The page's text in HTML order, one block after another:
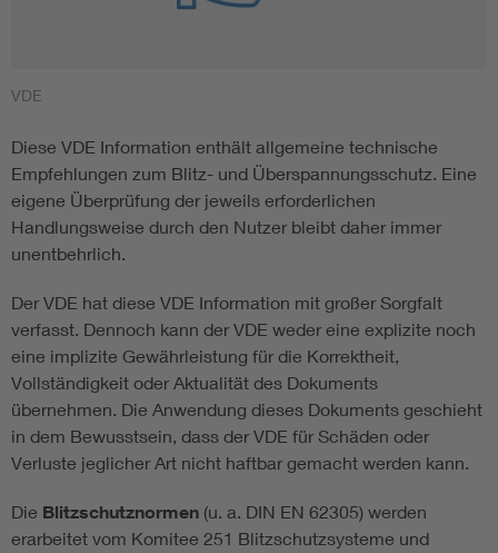
VDE
Diese VDE Information enthält allgemeine technische
Empfehlungen zum Blitz- und Überspannungsschutz. Eine
eigene Überprüfung der jeweils erforderlichen
Handlungsweise durch den Nutzer bleibt daher immer
unentbehrlich.
Der VDE hat diese VDE Information mit großer Sorgfalt
verfasst. Dennoch kann der VDE weder eine explizite noch
eine implizite Gewährleistung für die Korrektheit,
Vollständigkeit oder Aktualität des Dokuments
übernehmen. Die Anwendung dieses Dokuments geschieht
in dem Bewusstsein, dass der VDE für Schäden oder
Verluste jeglicher Art nicht haftbar gemacht werden kann.
Die Blitzschutznormen (u. a. DIN EN 62305) werden
erarbeitet vom Komitee 251 Blitzschutzsysteme und